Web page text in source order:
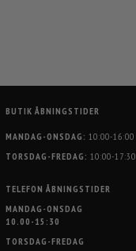
BUTIK ÅBNINGSTIDER
MANDAG-ONSDAG: 10:00-16:00
TORSDAG-FREDAG: 10:00-17:30
TELEFON ÅBNINGSTIDER
MANDAG-ONSDAG
10.00-15:30
TORSDAG-FREDAG